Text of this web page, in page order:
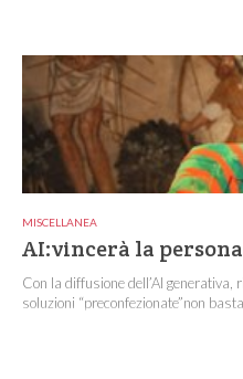
MISCELLANEA
AI:vincerà la
Con la diffusione dell’AI
soluzioni “preconfezionate”non